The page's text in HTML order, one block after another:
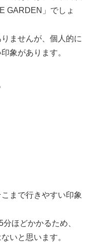
GARDEN」でしょ
ませんが、個人的に
象があります。
まで行きやすい印象
ほどかかるため、
いと思います。